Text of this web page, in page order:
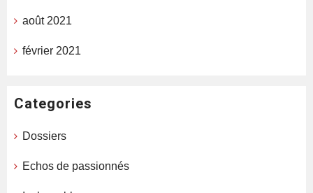
août 2021
février 2021
Categories
Dossiers
Echos de passionnés